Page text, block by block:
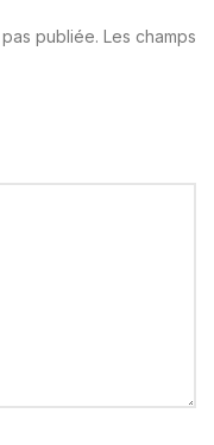
publiée. Les champs